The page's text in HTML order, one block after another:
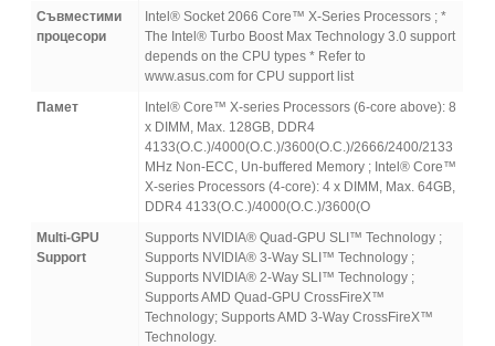
Съвместими
процесори
Intel® Socket 2066 Core™ X-Series Processors ; *
The Intel® Turbo Boost Max Technology 3.0 support
depends on the CPU types * Refer to
www.asus.com for CPU support list
Памет
Intel® Core™ X-series Processors (6-core above): 8
x DIMM, Max. 128GB, DDR4
4133(O.C.)/4000(O.C.)/3600(O.C.)/2666/2400/2133
MHz Non-ECC, Un-buffered Memory ; Intel® Core™
X-series Processors (4-core): 4 x DIMM, Max. 64GB,
DDR4 4133(O.C.)/4000(O.C.)/3600(O
Multi-GPU
Support
Supports NVIDIA® Quad-GPU SLI™ Technology ;
Supports NVIDIA® 3-Way SLI™ Technology ;
Supports NVIDIA® 2-Way SLI™ Technology ;
Supports AMD Quad-GPU CrossFireX™
Technology; Supports AMD 3-Way CrossFireX™
Technology.